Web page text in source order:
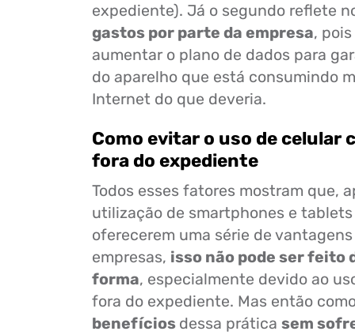
expediente). Já o segundo reflete
gastos por parte da empresa,
aumentar o plano de dados para
do aparelho que está consumindo
Internet do que deveria.
Como evitar o uso de celular
fora do expediente
Todos esses fatores mostram que,
utilização de smartphones e
oferecerem uma série de
empresas, isso não pode ser feito
forma, especialmente devido ao
fora do expediente. Mas então
benefícios dessa prática sem